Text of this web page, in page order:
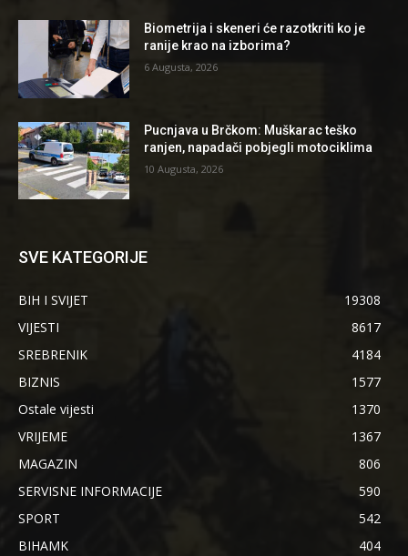
Biometrija i skeneri će razotkriti ko je
ranije krao na izborima?
6 Augusta, 2026
Pucnjava u Brčkom: Muškarac teško
ranjen, napadači pobjegli motociklima
10 Augusta, 2026
SVE KATEGORIJE
BIH I SVIJET
19308
VIJESTI
8617
SREBRENIK
4184
BIZNIS
1577
Ostale vijesti
1370
VRIJEME
1367
MAGAZIN
806
SERVISNE INFORMACIJE
590
SPORT
542
BIHAMK
404